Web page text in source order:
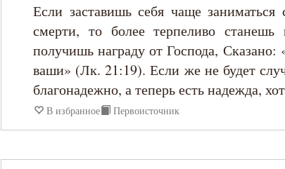
Игнатий Брянчанинов
Илия Екдик
Иоанн Златоуст
Иоанн Кассиан Римлянин
Если заставишь себя чаще
смерти, то более терпеливо
получишь награду от Господа,
ваши» (Лк. 21:19). Если же не будет
благонадежно, а теперь есть надежда,
В избранное Первоисточник